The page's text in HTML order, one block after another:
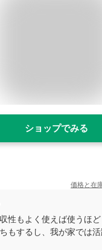
ショップでみる
価格と在
性もよく使えば使うほ
もするし、我が家では活